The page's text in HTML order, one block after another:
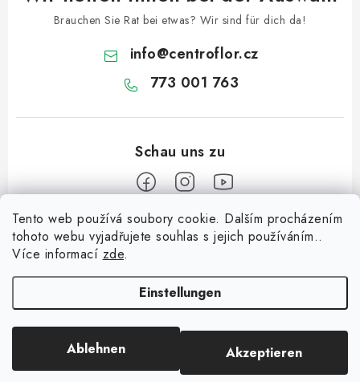
Tento web používá soubory cookie. Dalším procházením
tohoto webu vyjadřujete souhlas s jejich používáním..
Více informací zde.
Einstellungen
Ablehnen Akzeptieren
Brauchen Sie Rat bei etwas? Wir sind für dich da!
info@centroflor.cz
773 001 763
Informace pro vás
Kontaktieren Sie uns
Erstellt von Shoptet
Copyright 2026CENTROFLOR, s.r.o. . Alle Rechte vorbehalten.